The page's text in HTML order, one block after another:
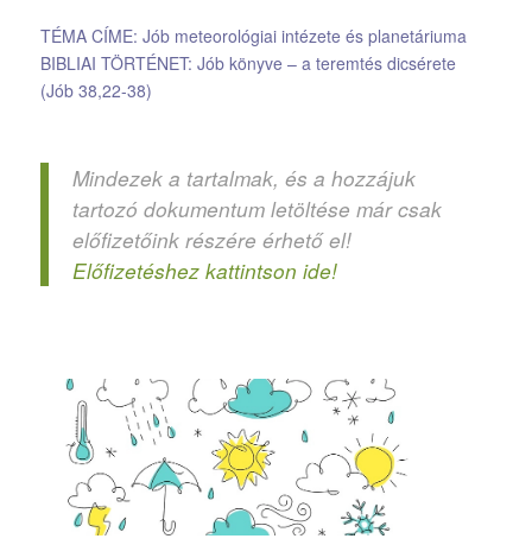
TÉMA CÍME: Jób meteorológiai intézete és planetáriuma
BIBLIAI TÖRTÉNET: Jób könyve – a teremtés dicsérete
(Jób 38,22-38)
Mindezek a tartalmak, és a hozzájuk
tartozó dokumentum letöltése már csak
előfizetőink részére érhető el!
Előfizetéshez kattintson ide!